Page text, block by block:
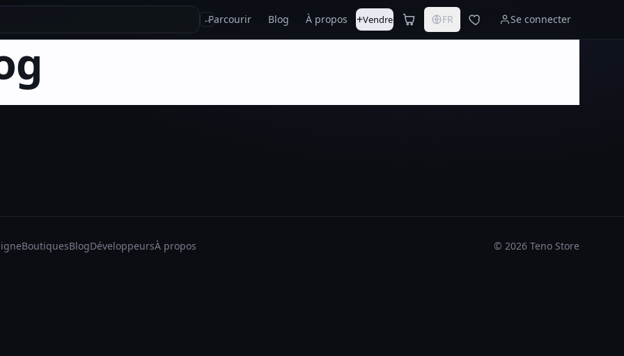
↵Parcourir Blog À propos +Vendre FR Se connecter
BoutiquesBlogDéveloppeursÀ propos © 2026 Teno Store